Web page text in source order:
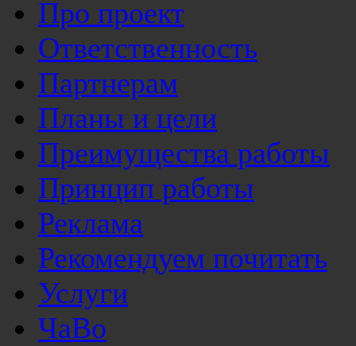
Про проект
Ответственность
Партнерам
Планы и цели
Преимущества работы
Принцип работы
Реклама
Рекомендуем почитать
Услуги
ЧаВо